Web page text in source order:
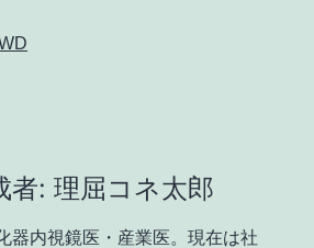
者: 理屈コネ太郎
器内視鏡医・産業医。現在は社